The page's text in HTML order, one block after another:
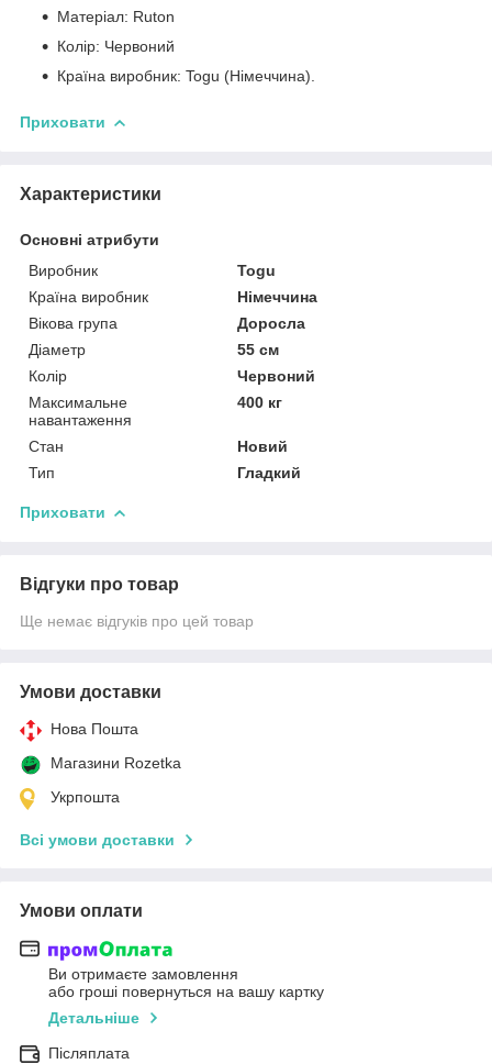
Матеріал: Ruton
Колір: Червоний
Країна виробник: Togu (Німеччина).
Приховати
Характеристики
Основні атрибути
Виробник
Togu
Країна виробник
Німеччина
Вікова група
Доросла
Діаметр
55 см
Колір
Червоний
Максимальне
навантаження
400 кг
Стан
Новий
Тип
Гладкий
Приховати
Відгуки про товар
Ще немає відгуків про цей товар
Умови доставки
Нова Пошта
Магазини Rozetka
Укрпошта
Всі умови доставки
Умови оплати
Ви отримаєте замовлення
або гроші повернуться на вашу картку
Детальніше
Післяплата